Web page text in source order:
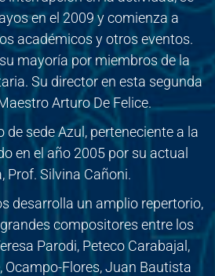
en el 2009 y comienza a
académicos y otros eventos.
mayoría por miembros de la
Su director en esta segunda
Arturo De Felice.
de sede Azul, perteneciente a la
en el año 2005 por su actual
Prof. Silvina Cañoni.
desarrolla un amplio repertorio,
compositores entre los
Parodi, Peteco Carabajal,
Ocampo-Flores, Juan Bautista